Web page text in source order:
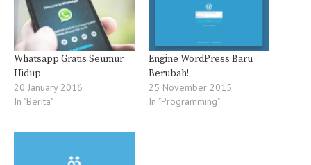
Whatsapp Gratis Seumur
Hidup
20 January 2016
In "Berita"
Engine WordPress Baru
Berubah!
25 November 2015
In "Programming"